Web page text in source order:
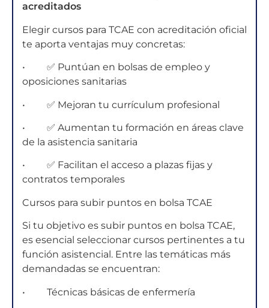
acreditados
Elegir cursos para TCAE con acreditación oficial
te aporta ventajas muy concretas:
• ✅ Puntúan en bolsas de empleo y
oposiciones sanitarias
• ✅ Mejoran tu currículum profesional
• ✅ Aumentan tu formación en áreas clave
de la asistencia sanitaria
• ✅ Facilitan el acceso a plazas fijas y
contratos temporales
Cursos para subir puntos en bolsa TCAE
Si tu objetivo es subir puntos en bolsa TCAE,
es esencial seleccionar cursos pertinentes a tu
función asistencial. Entre las temáticas más
demandadas se encuentran:
• Técnicas básicas de enfermería